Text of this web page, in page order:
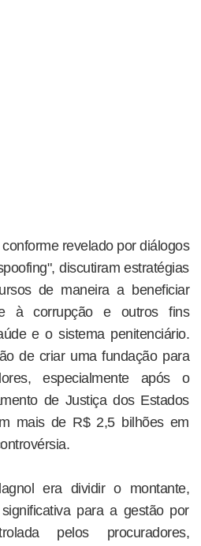
revelado por diálogos
discutiram estratégias
de maneira a beneficiar
à corrupção e outros fins
e o sistema penitenciário.
de criar uma fundação para
especialmente após o
de Justiça dos Estados
mais de R$ 2,5 bilhões em
era dividir o montante,
para a gestão por
pelos procuradores,